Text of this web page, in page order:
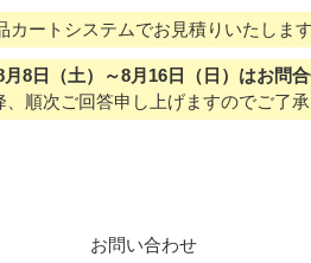
カートシステムでお見積りいたします
月8日（土）～8月16日（日）はお問
順次ご回答申し上げますのでご了承
お問い合わせ